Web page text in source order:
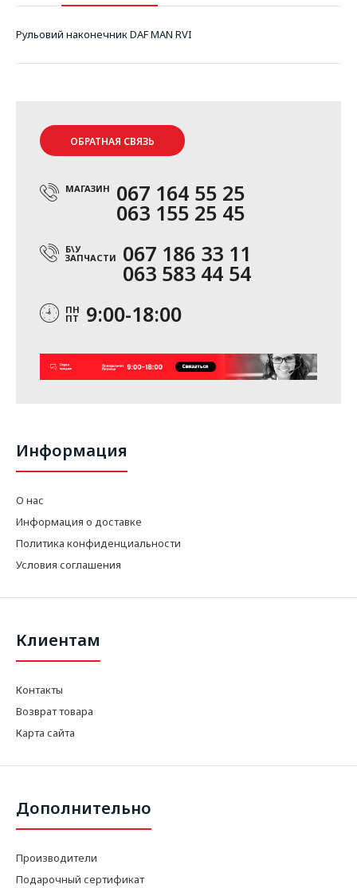
Рульовий наконечник DAF MAN RVI
ОБРАТНАЯ СВЯЗЬ
МАГАЗИН 067 164 55 25
063 155 25 45
Б\У
ЗАПЧАСТИ 067 186 33 11
063 583 44 54
ПН
ПТ 9:00-18:00
Информация
О нас
Информация о доставке
Политика конфиденциальности
Условия соглашения
Клиентам
Контакты
Возврат товара
Карта сайта
Дополнительно
Производители
Подарочный сертификат